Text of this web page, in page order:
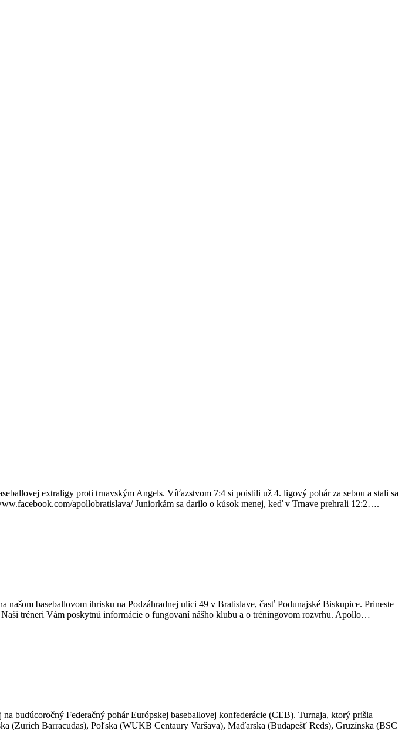
extraligy proti trnavským Angels. Víťazstvom 7:4 si poistili už 4. ligový pohár za sebou a stali sa
apollobratislava/ Juniorkám sa darilo o kúsok menej, keď v Trnave prehrali 12:2….
baseballovom ihrisku na Podzáhradnej ulici 49 v Bratislave, časť Podunajské Biskupice. Prineste
tréneri Vám poskytnú informácie o fungovaní nášho klubu a o tréningovom rozvrhu. Apollo…
budúcoročný Federačný pohár Európskej baseballovej konfederácie (CEB). Turnaja, ktorý prišla
(Zurich Barracudas), Poľska (WUKB Centaury Varšava), Maďarska (Budapešť Reds), Gruzínska (BSC